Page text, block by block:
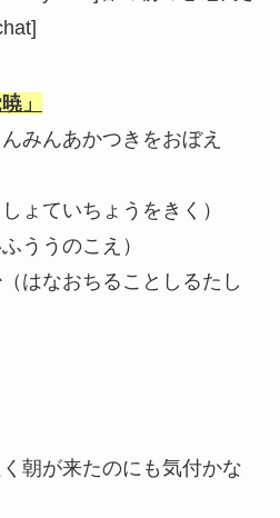
」
みんあかつきをおぼえ
ょていちょうをきく）
ううのこえ）
はなおちることしるたし
朝が来たのにも気付かな